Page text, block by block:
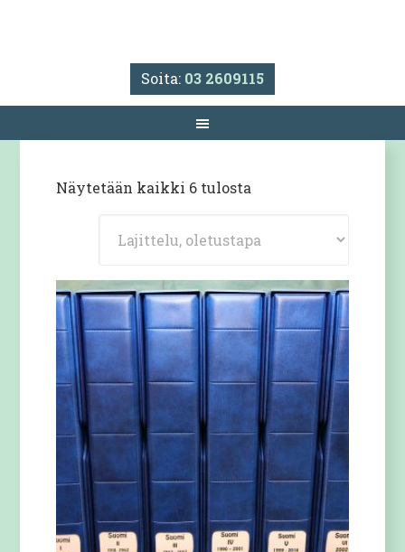
Soita: 03 2609115
Näytetään kaikki 6 tulosta